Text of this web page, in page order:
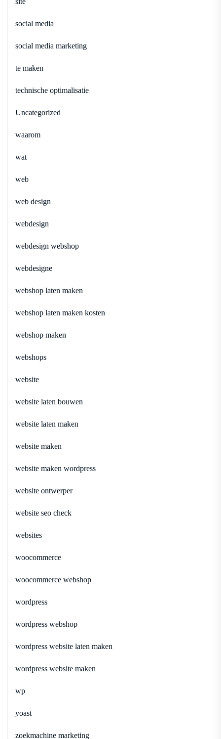
social media
social media marketing
te maken
technische optimalisatie
Uncategorized
waarom
wat
web
web design
webdesign
webdesign webshop
webdesigne
webshop laten maken
webshop laten maken kosten
webshop maken
webshops
website
website laten bouwen
website laten maken
website maken
website maken wordpress
website ontwerper
website seo check
websites
woocommerce
woocommerce webshop
wordpress
wordpress webshop
wordpress website laten maken
wordpress website maken
wp
yoast
zoekmachine marketing